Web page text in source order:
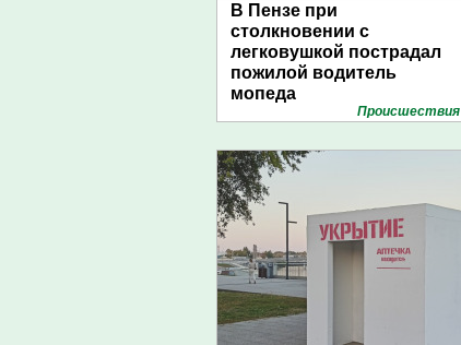
В Пензе при
столкновении с
легковушкой пострадал
пожилой водитель
мопеда
Проиcшествия